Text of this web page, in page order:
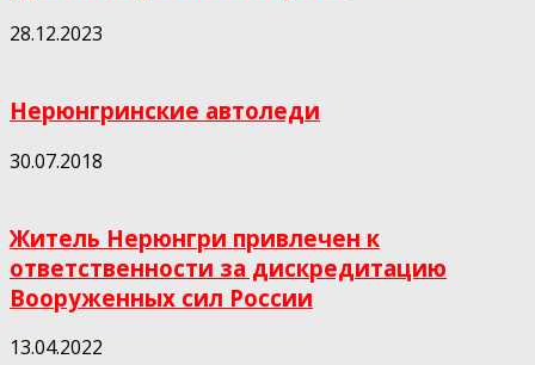
28.12.2023
Нерюнгринские автоледи
30.07.2018
Житель Нерюнгри привлечен к
ответственности за дискредитацию
Вооруженных сил России
13.04.2022